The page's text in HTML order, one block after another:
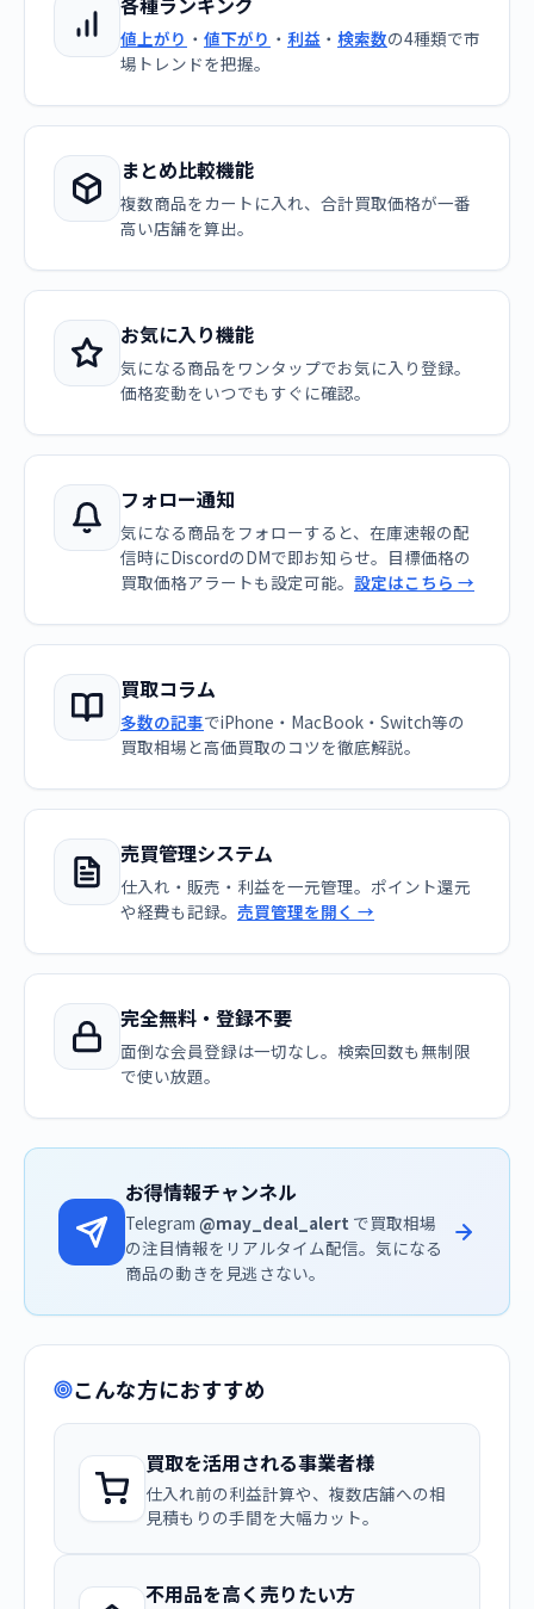
値上がり ・ 値下がり ・ 利益 ・ 検索数の4種類で市
場トレンドを把握。
まとめ比較機能
複数商品をカートに入れ、合計買取価格が一番
高い店舗を算出。
お気に入り機能
気になる商品をワンタップでお気に入り登録。
価格変動をいつでもすぐに確認。
フォロー通知
気になる商品をフォローすると、在庫速報の配
信時にDiscordのDMで即お知らせ。目標価格の
買取価格アラートも設定可能。 設定はこちら →
買取コラム
多数の記事でiPhone・MacBook・Switch等の
買取相場と高価買取のコツを徹底解説。
売買管理システム
仕入れ・販売・利益を一元管理。ポイント還元
や経費も記録。 売買管理を開く →
完全無料・登録不要
面倒な会員登録は一切なし。検索回数も無制限
で使い放題。
お得情報チャンネル
Telegram @may_deal_alert で買取相場
の注目情報をリアルタイム配信。気になる
商品の動きを見逃さない。
こんな方におすすめ
買取を活用される事業者様
仕入れ前の利益計算や、複数店舗への相
見積もりの手間を大幅カット。
不用品を高く売りたい方